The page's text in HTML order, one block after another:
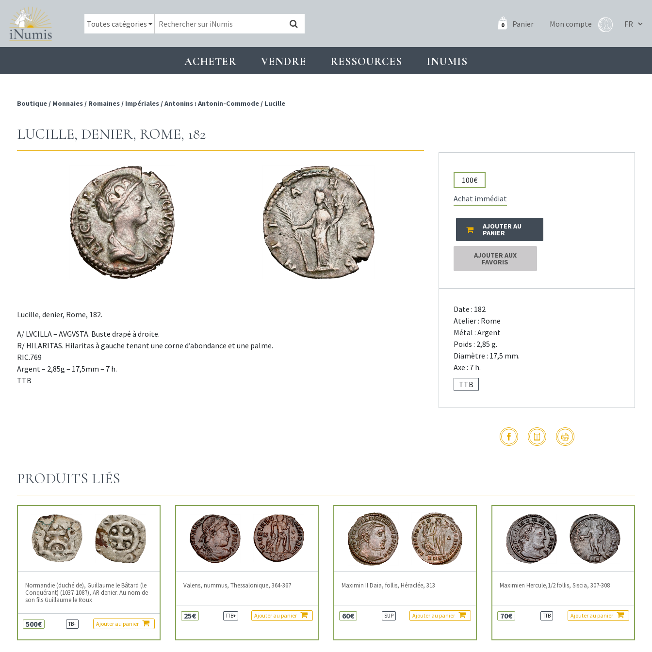
0 Panier Mon compte
ACHETER VENDRE RESSOURCES INUMIS
Boutique / Monnaies / Romaines / Impériales /Antonins : Antonin-Commode / Lucille
LUCILLE, DENIER, ROME, 182
Lucille, denier, Rome, 182.
A/ LVCILLA – AVGVSTA. Buste drapé à droite.
R/ HILARITAS. Hilaritas à gauche tenant une corne d’abondance et une palme.
RIC.769
Argent – 2,85g – 17,5mm – 7 h.
TTB
100€
Achat immédiat
AJOUTER AU
PANIER
AJOUTER AUX
FAVORIS
Date : 182
Atelier : Rome
Métal : Argent
Poids : 2,85 g.
Diamètre : 17,5 mm.
Axe : 7 h.
TTB
PRODUITS LIÉS
Normandie (duché de), Guillaume le Bâtard (le
Conquérant) (1037-1087), AR denier. Au nom de
son fils Guillaume le Roux
500€ TB+ Ajouter au panier
Valens, nummus, Thessalonique, 364-367
25€ TTB+ Ajouter au panier
Maximin II Daia, follis, Héraclée, 313
60€ SUP Ajouter au panier
Maximien Hercule,1/2 follis, Siscia, 307-308
70€ TTB Ajouter au panier